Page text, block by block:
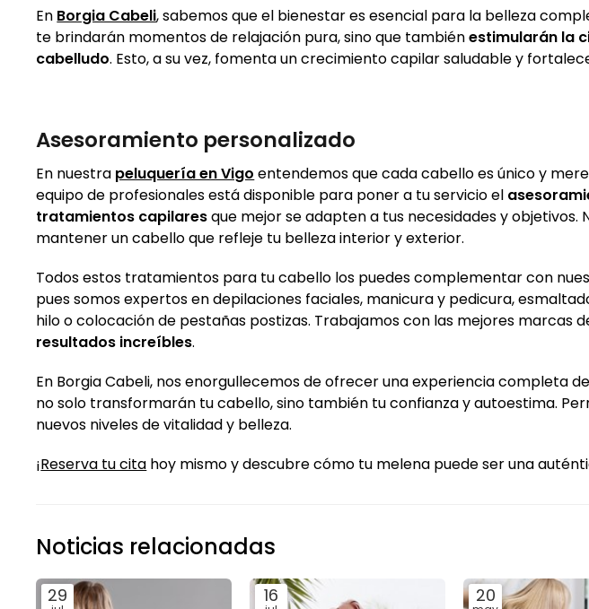
En Borgia Cabeli, sabemos que el bienestar es esencial para la belleza
te brindarán momentos de relajación pura, sino que tambiénestimularán la
cabelludo. Esto, a su vez, fomenta un crecimiento capilar saludable y
Asesoramiento personalizado
En nuestra peluquería en Vigo entendemos que cada cabello es único y
equipo de profesionales está disponible para poner a tu servicio el
tratamientos capilaresque mejor se adapten a tus necesidades y objetivos.
mantener un cabello que refleje tu belleza interior y exterior.
Todos estos tratamientos para tu cabello los puedes complementar con
pues somos expertos en depilaciones faciales, manicura y pedicura,
hilo o colocación de pestañas postizas. Trabajamos con las mejores marcas
resultados increíbles.
En Borgia Cabeli, nos enorgullecemos de ofrecer una experiencia completa
no solo transformarán tu cabello, sino también tu confianza y autoestima.
nuevos niveles de vitalidad y belleza.
¡Reserva tu cita hoy mismo y descubre cómo tu melena puede ser una
Noticias relacionadas
29 16 20